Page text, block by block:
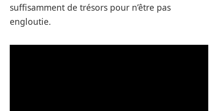
suffisamment de trésors pour n’être pas
engloutie.